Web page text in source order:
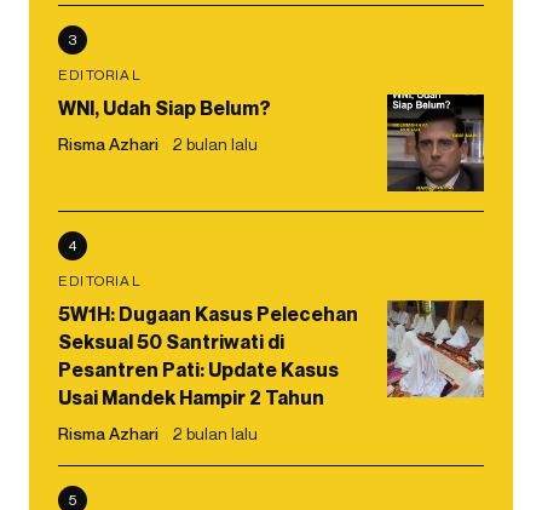
3
EDITORIAL
WNI, Udah Siap Belum?
Risma Azhari 2 bulan lalu
4
EDITORIAL
5W1H: Dugaan Kasus Pelecehan
Seksual 50 Santriwati di
Pesantren Pati: Update Kasus
Usai Mandek Hampir 2 Tahun
Risma Azhari 2 bulan lalu
5